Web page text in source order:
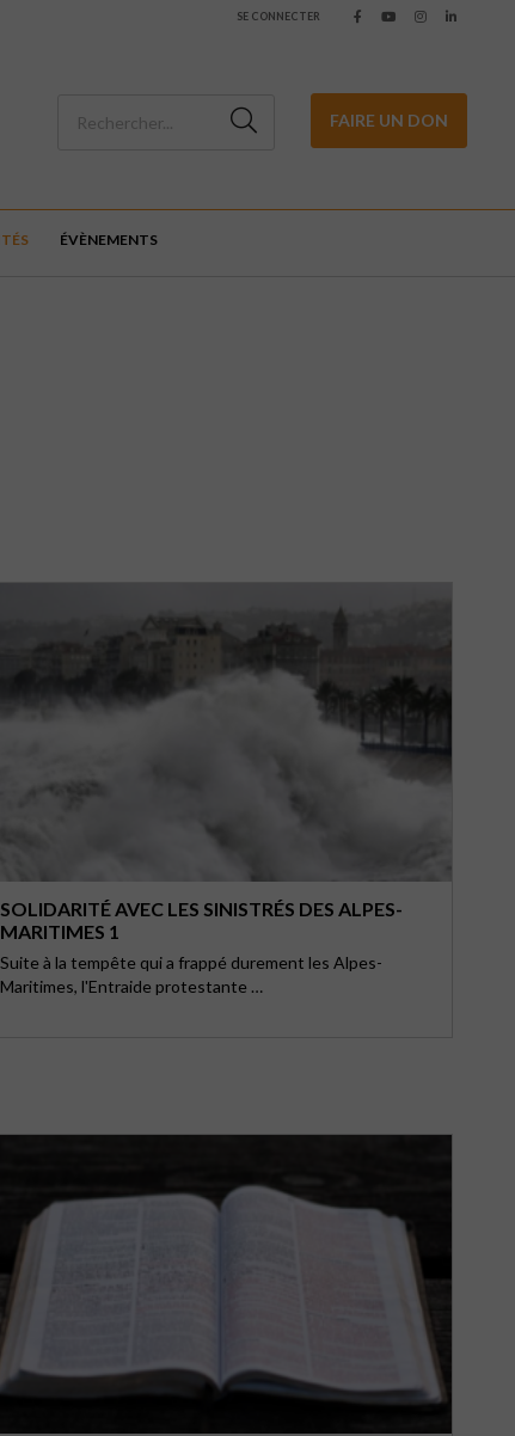
SE CONNECTER
FAIRE UN DON
ÉVÈNEMENTS
SOLIDARITÉ AVEC LES SINISTRÉS DES ALPES-
MARITIMES 1
Suite à la tempête qui a frappé durement les Alpes-
Maritimes, l'Entraide protestante …